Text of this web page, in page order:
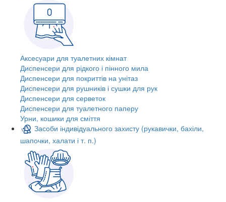
Аксесуари для туалетних кімнат
Диспенсери для рідкого і пінного мила
Диспенсери для покриттів на унітаз
Диспенсери для рушників і сушки для рук
Диспенсери для серветок
Диспенсери для туалетного паперу
Урни, кошики для сміття
Засоби індивідуального захисту (рукавички, бахіли,
шапочки, халати і т. п.)